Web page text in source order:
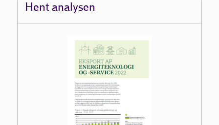
Hent analysen